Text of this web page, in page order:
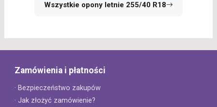
Wszystkie opony letnie 255/40 R18
Zamówienia i płatności
· Bezpieczeństwo zakupów
· Jak złożyć zamówienie?